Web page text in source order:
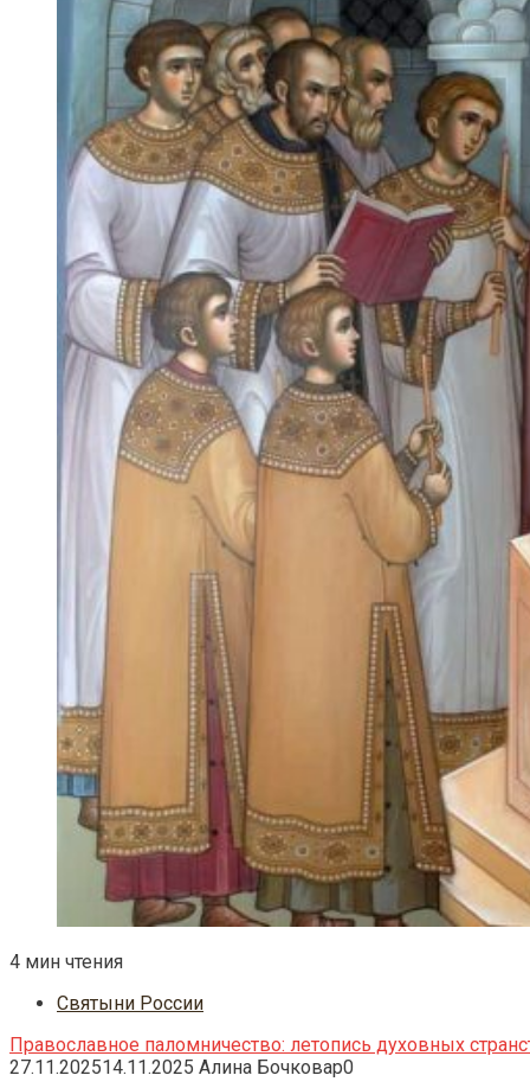
4 мин чтения
Святыни России
Православное паломничество: летопись духовных
27.11.202514.11.2025 Алина Бочковар0